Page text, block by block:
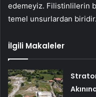
edemeyiz. Filistinlilerin
temel unsurlardan biridir.
İlgili Makaleler